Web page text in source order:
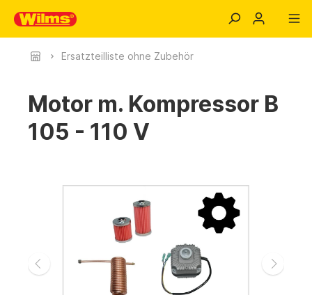
Ersatzteilliste ohne Zubehör
Motor m. Kompressor B
105 - 110 V